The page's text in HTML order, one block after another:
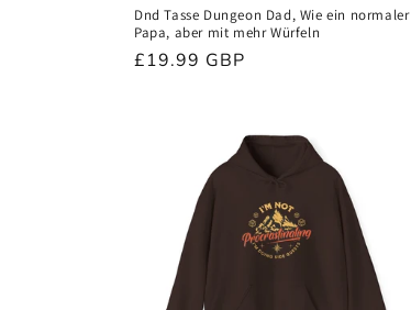
Dnd Tasse Dungeon Dad, Wie ein normaler
Papa, aber mit mehr Würfeln
Normaler
£19.99 GBP